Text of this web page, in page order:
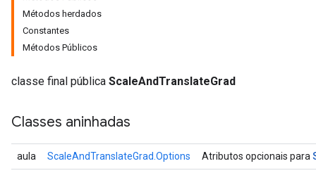
Métodos herdados
Constantes
Métodos Públicos
classe final pública ScaleAndTranslateGrad
Classes aninhadas
aula ScaleAndTranslateGrad.Options Atributos opcionais para